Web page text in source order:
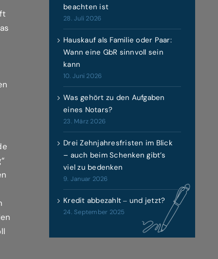
beachten ist
28. Juli 2026
Hauskauf als Familie oder Paar:
Wann eine GbR sinnvoll sein
kann
10. Juni 2026
Was gehört zu den Aufgaben
eines Notars?
23. März 2026
Drei Zehnjahresfristen im Blick
– auch beim Schenken gibt’s
viel zu bedenken
9. Januar 2026
Kredit abbezahlt ‒ und jetzt?
24. September 2025